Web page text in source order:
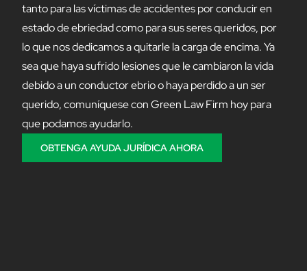
tanto para las víctimas de accidentes por conducir en
estado de ebriedad como para sus seres queridos, por
lo que nos dedicamos a quitarle la carga de encima. Ya
sea que haya sufrido lesiones que le cambiaron la vida
debido a un conductor ebrio o haya perdido a un ser
querido, comuníquese con Green Law Firm hoy para
que podamos ayudarlo.
OBTENGA AYUDA JURÍDICA AHORA